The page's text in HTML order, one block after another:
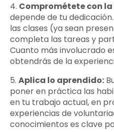
4. Comprométete con
depende de tu
las clases (ya sean
completa las tareas y
Cuanto más involucrado
obtendrás de la
5. Aplica lo aprendido:
poner en práctica las
en tu trabajo actual, en
experiencias de
conocimientos es clave